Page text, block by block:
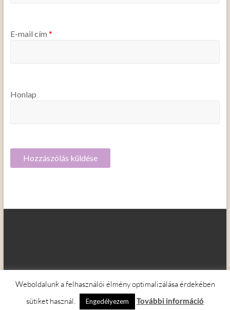
E-mail cím *
Honlap
Copyright © 2026Kapcsolat Akadémia
Adatvédelem
ASZF
Weboldalunk a felhasználói élmény optimalizálása érdekében
sütiket használ.
Engedélyezem További információ